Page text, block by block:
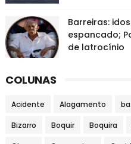
Barreiras:
espancado;
de latrocínio
COLUNAS
Acidente Alagamento ba
Bizarro Boquir Boquira